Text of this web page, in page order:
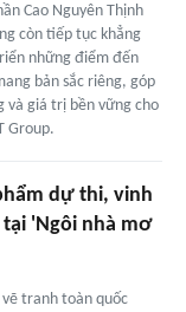
Cao Nguyên Thịnh
còn tiếp tục khẳng
những điểm đến
bản sắc riêng, góp
và giá trị bền vững cho
Group.
dự thi, vinh
tại 'Ngôi nhà mơ
tranh toàn quốc